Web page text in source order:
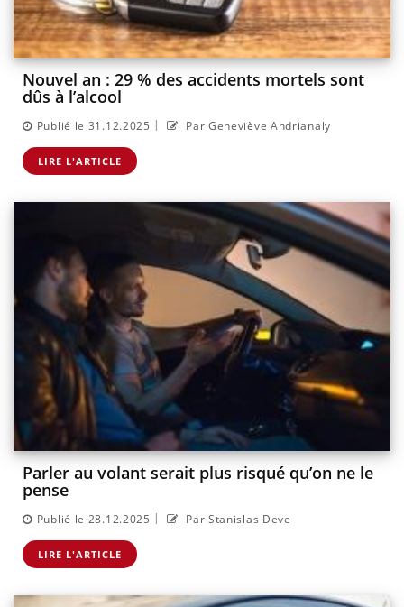
Nouvel an : 29 % des accidents mortels sont
dûs à l’alcool
Publié le 31.12.2025 | Par Geneviève Andrianaly
LIRE L'ARTICLE
Parler au volant serait plus risqué qu’on ne le
pense
Publié le 28.12.2025 | Par Stanislas Deve
LIRE L'ARTICLE